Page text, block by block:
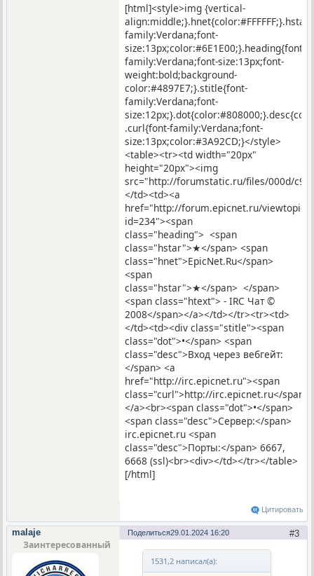
[html]<style>img {vertical-
family:Verdana;font-
size:13px;color:#6E1E00;}.heading{font-
family:Verdana;font-size:13px;font-
weight:bold;background-
color:#4897E7;}.stitle{font-
family:Verdana;font-
.curl{font-family:Verdana;font-
size:13px;color:#3A92CD;}</style>
<table><tr><td width="20px"
height="20px"><img
src="http://forumstatic.ru/files/000d/c9/
</td><td><a
href="http://forum.epicnet.ru/
id=234"><span
class="heading"> <span
class="hstar">★</span> <span
class="hnet">EpicNet.Ru</span>
<span
class="hstar">★</span> </span>
<span class="htext"> - IRC Чат ©
2008</span></a></td></tr><tr><td>
</td><td><div class="stitle"><span
class="dot">•</span> <span
class="desc">Вход через вебгейт:
</span> <a
href="http://irc.epicnet.ru"><span
class="curl">http://irc.epicnet.ru</span>
</a><br><span class="dot">•</span>
<span class="desc">Сервер:</span>
irc.epicnet.ru <span
class="desc">Порты:</span> 6667,
6668 (ssl)<br><div></td></tr></table>
[/html]
Цитировать
Поделиться 3
29.01.2024 16:20
malaje
Заинтересованный
1531,2 написал(а):